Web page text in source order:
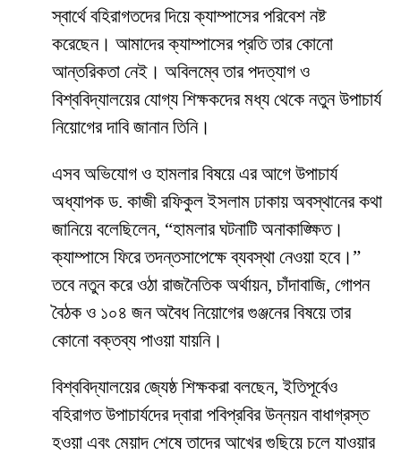
স্বার্থে বহিরাগতদের দিয়ে ক্যাম্পাসের পরিবেশ নষ্ট
করেছেন। আমাদের ক্যাম্পাসের প্রতি তার কোনো
আন্তরিকতা নেই। অবিলম্বে তার পদত্যাগ ও
বিশ্ববিদ্যালয়ের যোগ্য শিক্ষকদের মধ্য থেকে নতুন উপাচার্য
নিয়োগের দাবি জানান তিনি।
​এসব অভিযোগ ও হামলার বিষয়ে এর আগে উপাচার্য
অধ্যাপক ড. কাজী রফিকুল ইসলাম ঢাকায় অবস্থানের কথা
জানিয়ে বলেছিলেন, “হামলার ঘটনাটি অনাকাঙ্ক্ষিত।
ক্যাম্পাসে ফিরে তদন্তসাপেক্ষে ব্যবস্থা নেওয়া হবে।”
তবে নতুন করে ওঠা রাজনৈতিক অর্থায়ন, চাঁদাবাজি, গোপন
বৈঠক ও ১০৪ জন অবৈধ নিয়োগের গুঞ্জনের বিষয়ে তার
কোনো বক্তব্য পাওয়া যায়নি।
​বিশ্ববিদ্যালয়ের জ্যেষ্ঠ শিক্ষকরা বলছেন, ইতিপূর্বেও
বহিরাগত উপাচার্যদের দ্বারা পবিপ্রবির উন্নয়ন বাধাগ্রস্ত
হওয়া এবং মেয়াদ শেষে তাদের আখের গুছিয়ে চলে যাওয়ার